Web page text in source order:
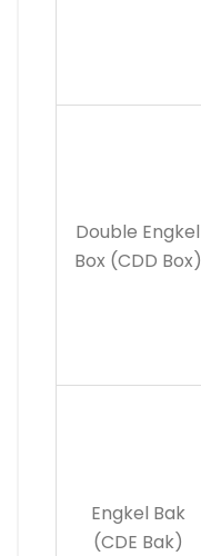
Double Engkel
Box (CDD Box)
Engkel Bak
(CDE Bak)